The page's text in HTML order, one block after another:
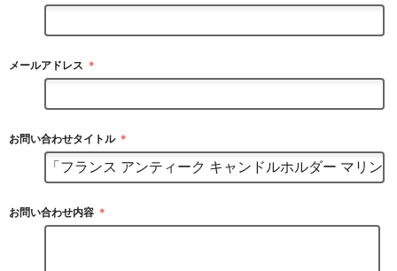
メールアドレス ＊
お問い合わせタイトル ＊
お問い合わせ内容 ＊